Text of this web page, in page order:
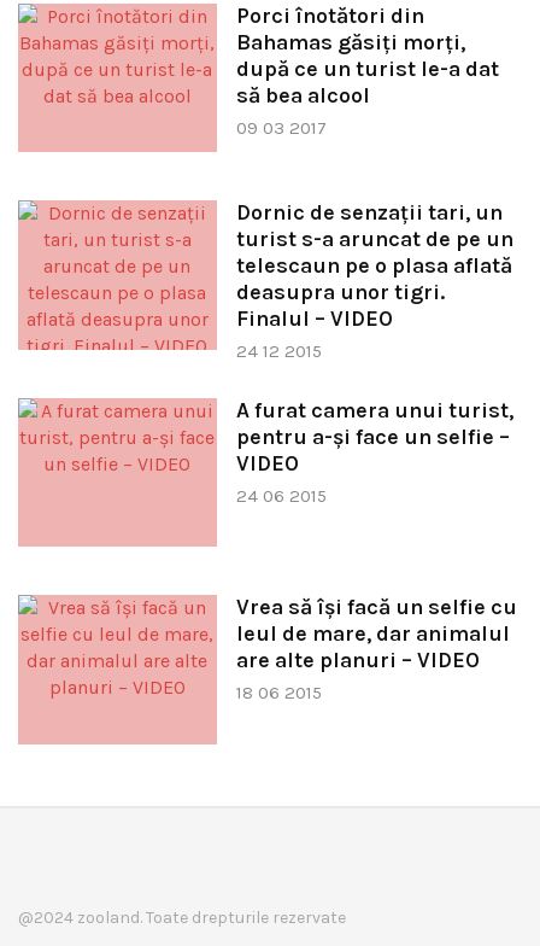
Porci înotători din
Bahamas găsiţi morţi,
după ce un turist le-a dat
să bea alcool
09 03 2017
Dornic de senzaţii tari, un
turist s-a aruncat de pe un
telescaun pe o plasa aflată
deasupra unor tigri.
Finalul – VIDEO
24 12 2015
A furat camera unui turist,
pentru a-și face un selfie –
VIDEO
24 06 2015
Vrea să își facă un selfie cu
leul de mare, dar animalul
are alte planuri – VIDEO
18 06 2015
@2024 zooland. Toate drepturile rezervate